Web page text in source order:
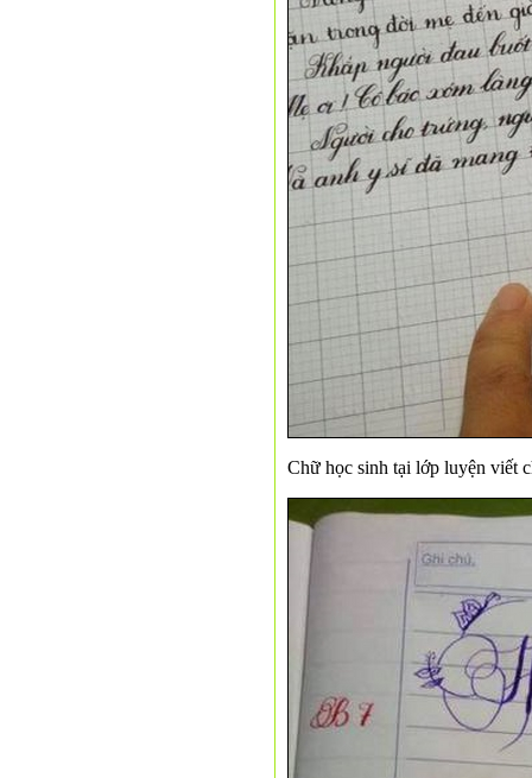
Chữ học sinh tại lớp luyện viết